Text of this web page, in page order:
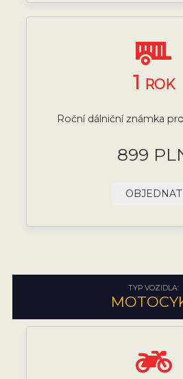
1 ROK
Roční dálniční známka
899
OBJEDNAT
TYP VOZIDLA: